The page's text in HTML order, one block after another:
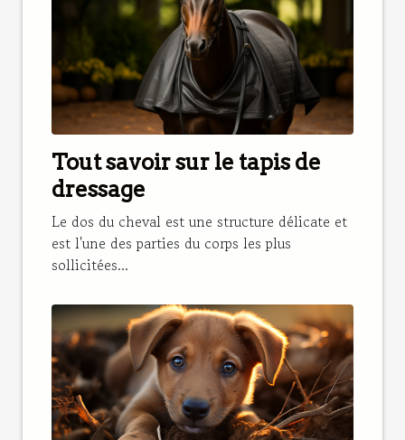
Tout savoir sur le tapis de
dressage
Le dos du cheval est une structure délicate et
est l'une des parties du corps les plus
sollicitées...